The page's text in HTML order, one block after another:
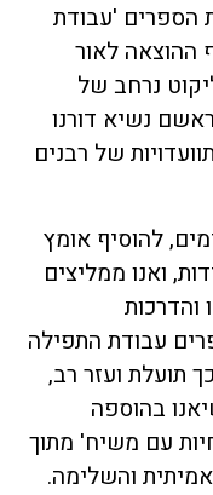
הספרים 'עבודת
ההוצאה לאור
נרחב של
נשיא דורנו
של רבנים
להוסיף אומץ
ואנו ממליצים
והדרכות
עבודת התפילה
תועלת ועזר רב,
בהוספה
עם משיח' מתוך
והשלימה.